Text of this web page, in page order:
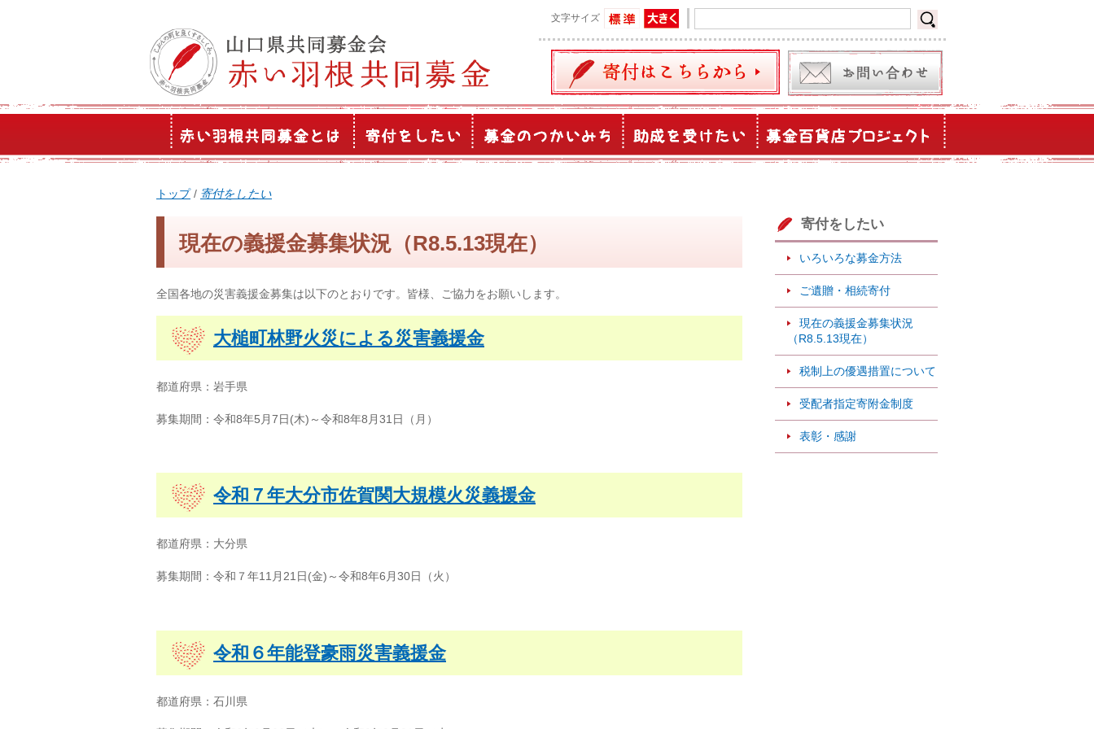
文字サイズ
現
在
トップ/ 寄付をしたい
現在の義援金募集状況（R8.5.13現在）
全国各地の災害義援金募集は以下のとおりです。皆様、ご協力をお願いします。
大槌町林野火災による災害義援金
都道府県：岩手県
募集期間：令和8年5月7日(木)～令和8年8月31日（月）
令和７年大分市佐賀関大規模火災義援金
都道府県：大分県
募集期間：令和７年11月21日(金)～令和8年6月30日（火）
令和６年能登豪雨災害義援金
都道府県：石川県
寄付をしたい
いろいろな募金方法
ご遺贈・相続寄付
現在の義援金募集状況
（R8.5.13現在）
税制上の優遇措置について
受配者指定寄附金制度
表彰・感謝